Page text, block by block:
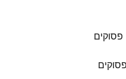
פסוקים
פסוקים